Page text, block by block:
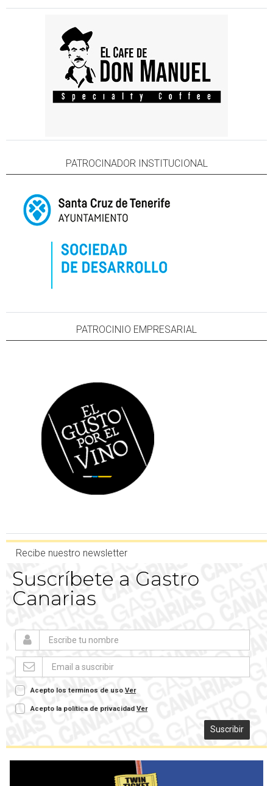
PATROCINADOR INSTITUCIONAL
PATROCINIO EMPRESARIAL
Recibe nuestro newsletter
Suscríbete a Gastro
Canarias
Acepto los terminos de uso Ver
Acepto la política de privacidad Ver
Suscribir